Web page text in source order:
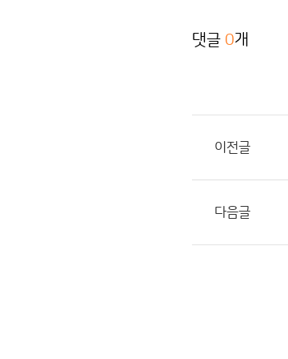
댓글 0개
이전글
다음글